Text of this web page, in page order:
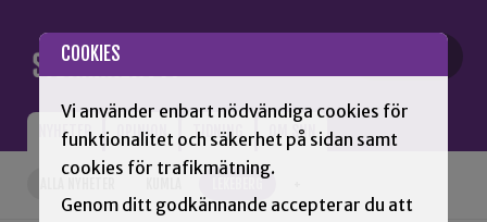
COOKIES
Vi använder enbart nödvändiga cookies för
funktionalitet och säkerhet på sidan samt
cookies för trafikmätning.
Genom ditt godkännande accepterar du att
NYHETER OPINION TIDNING OM SNN
LEKEBERG